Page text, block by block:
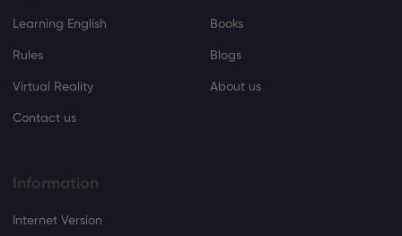
Learning English Books
Rules Blogs
Virtual Reality About us
Contact us
Information
Internet Version